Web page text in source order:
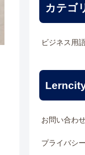
カテゴ
ビジネス用
お問い合わ
プライバシ